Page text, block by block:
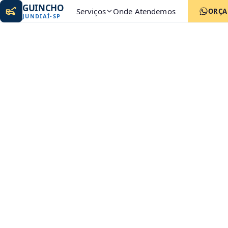
GUINCHO
JUNDIAÍ-SP Serviços Onde Atendemos